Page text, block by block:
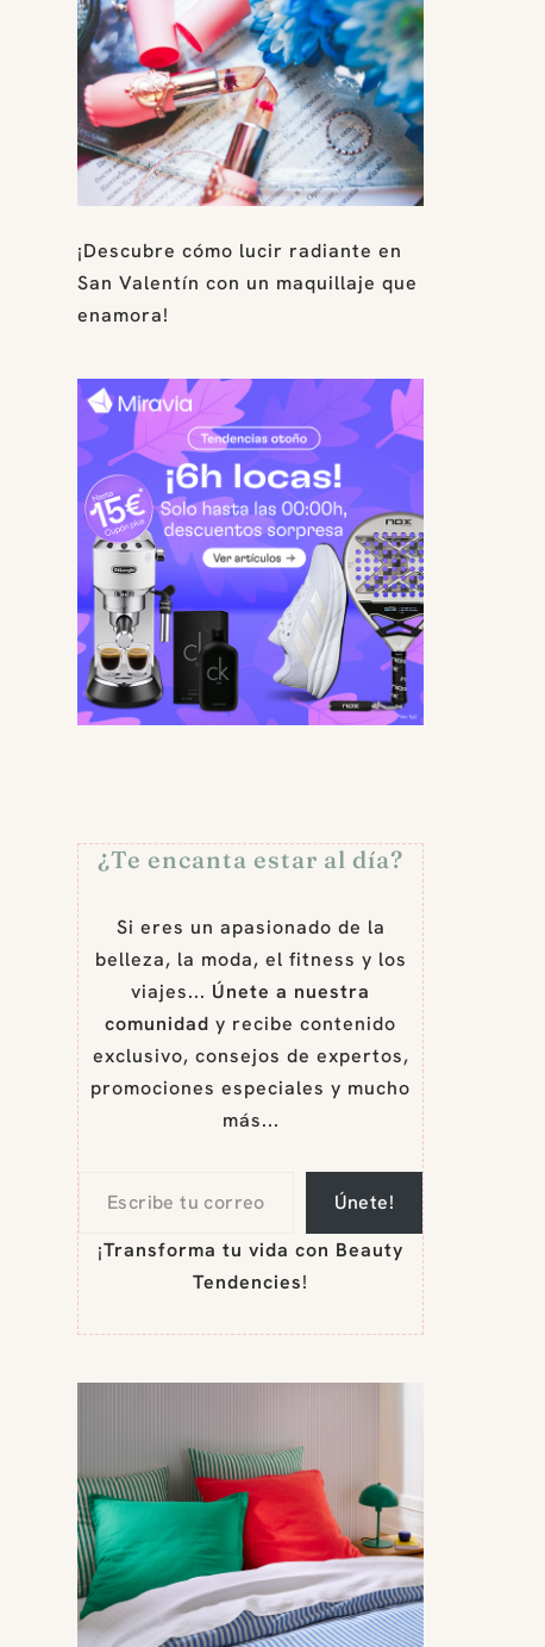
¡Descubre cómo lucir radiante en
San Valentín con un maquillaje que
enamora!
¿Te encanta estar al día?
Si eres un apasionado de la
belleza, la moda, el fitness y los
viajes... Únete a nuestra
comunidad y recibe contenido
exclusivo, consejos de expertos,
promociones especiales y mucho
más...
Únete!
¡Transforma tu vida con Beauty
Tendencies!